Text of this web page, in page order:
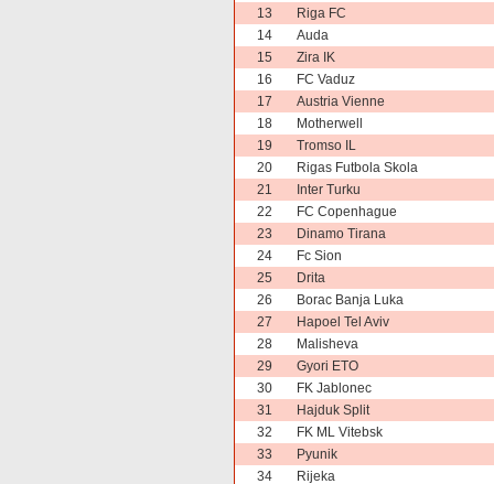
13
Riga FC
14
Auda
15
Zira IK
16
FC Vaduz
17
Austria Vienne
18
Motherwell
19
Tromso IL
20
Rigas Futbola Skola
21
Inter Turku
22
FC Copenhague
23
Dinamo Tirana
24
Fc Sion
25
Drita
26
Borac Banja Luka
27
Hapoel Tel Aviv
28
Malisheva
29
Gyori ETO
30
FK Jablonec
31
Hajduk Split
32
FK ML Vitebsk
33
Pyunik
34
Rijeka